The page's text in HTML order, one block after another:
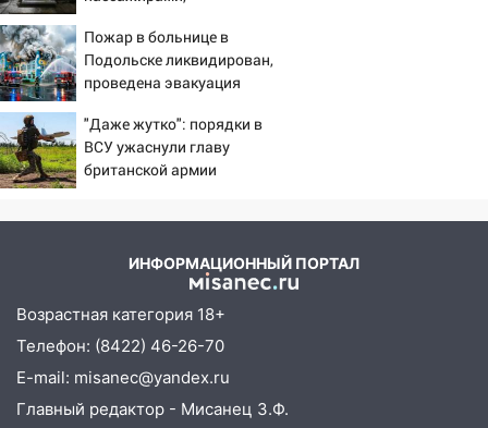
человека
Пожар в больнице в
Подольске ликвидирован,
проведена эвакуация
"Даже жутко": порядки в
ВСУ ужаснули главу
британской армии
ИНФОРМАЦИОННЫЙ ПОРТАЛ
Возрастная категория 18+
Телефон: (8422) 46-26-70
E-mail: misanec@yandex.ru
Главный редактор - Мисанец З.Ф.